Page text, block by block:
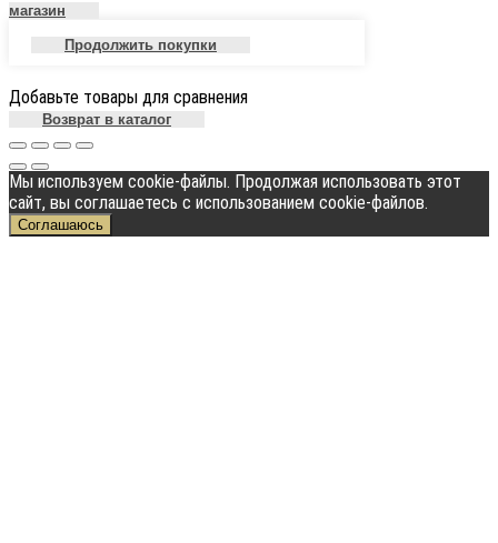
магазин
Продолжить покупки
Добавьте товары для сравнения
Возврат в каталог
Мы используем cookie-файлы. Продолжая использовать этот
сайт, вы соглашаетесь с использованием cookie-файлов.
Соглашаюсь